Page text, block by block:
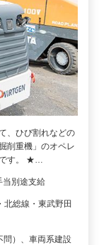
、ひび割れなどの
削重機」のオペレ
す。 ★…
当別途支給
北総線・東武野田
問）、車両系建設